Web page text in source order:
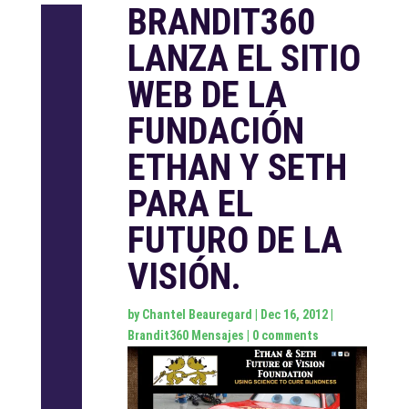
BRANDIT360
LANZA EL SITIO
WEB DE LA
FUNDACIÓN
ETHAN Y SETH
PARA EL
FUTURO DE LA
VISIÓN.
byChantel Beauregard Dec 16, 2012|
Brandit360 Mensajes
0 comments